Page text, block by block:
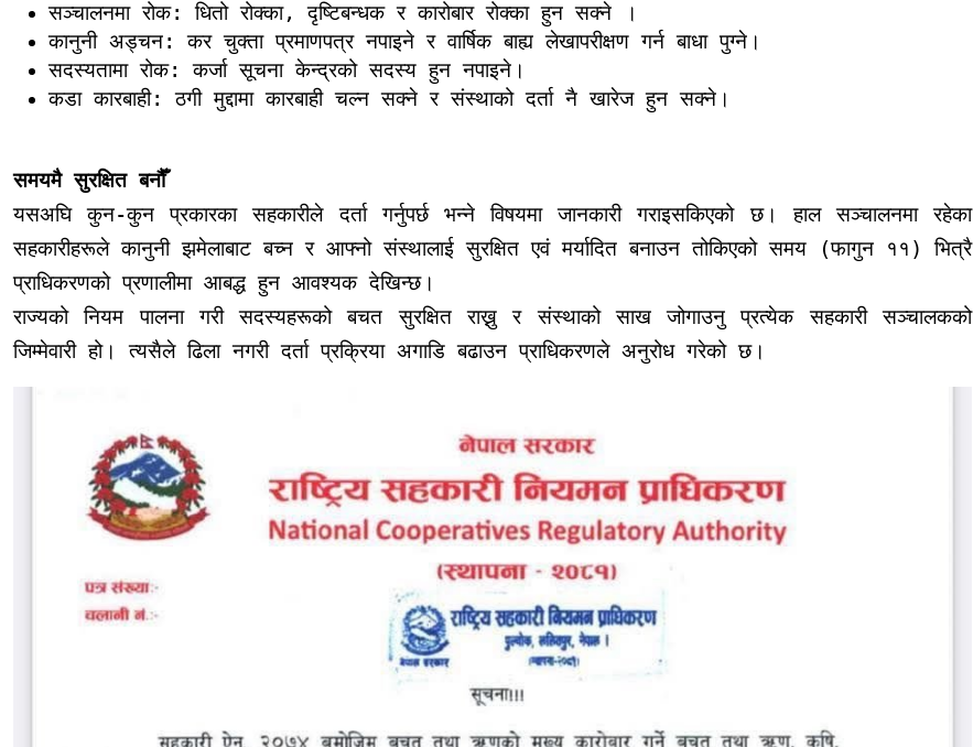
सञ्चालनमा रोक: धितो रोक्का, दृष्टिबन्धक र कारोबार रोक्का हुन सक्ने ।
कानुनी अड्चन: कर चुक्ता प्रमाणपत्र नपाइने र वार्षिक बाह्य लेखापरीक्षण गर्न बाधा पुग्ने।
सदस्यतामा रोक: कर्जा सूचना केन्द्रको सदस्य हुन नपाइने।
कडा कारबाही: ठगी मुद्दामा कारबाही चल्न सक्ने र संस्थाको दर्ता नै खारेज हुन सक्ने।
समयमै सुरक्षित बनौँ
यसअघि कुन-कुन प्रकारका सहकारीले दर्ता गर्नुपर्छ भन्ने विषयमा जानकारी गराइसकिएको छ। हाल सञ्चालनमा रहेका
सहकारीहरूले कानुनी झमेलाबाट बच्न र आफ्नो संस्थालाई सुरक्षित एवं मर्यादित बनाउन तोकिएको समय (फागुन ११) भित्रै
प्राधिकरणको प्रणालीमा आबद्ध हुन आवश्यक देखिन्छ।
राज्यको नियम पालना गरी सदस्यहरूको बचत सुरक्षित राख्नु र संस्थाको साख जोगाउनु प्रत्येक सहकारी सञ्चालकको
जिम्मेवारी हो। त्यसैले ढिला नगरी दर्ता प्रक्रिया अगाडि बढाउन प्राधिकरणले अनुरोध गरेको छ।